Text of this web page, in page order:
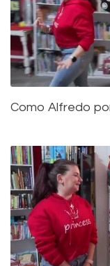
Como Alfredo